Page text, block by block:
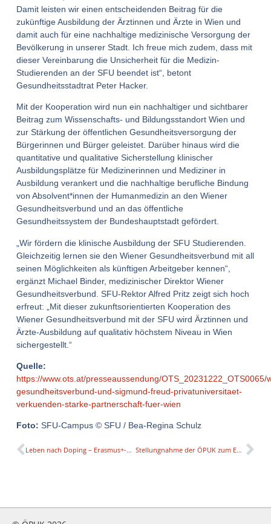
Damit leisten wir einen entscheidenden Beitrag für die
zukünftige Ausbildung der Ärztinnen und Ärzte in Wien und
damit auch für eine nachhaltige medizinische Versorgung der
Bevölkerung in unserer Stadt. Ich freue mich zudem, dass mit
dieser Vereinbarung die Unsicherheit für die Medizin-
Studierenden an der SFU beendet ist“, betont
Gesundheitsstadtrat Peter Hacker.
Mit der Kooperation wird nun ein nachhaltiger und sichtbarer
Beitrag zum Wissenschafts- und Bildungsstandort Wien und
zur Stärkung der öffentlichen Gesundheitsversorgung der
Bürgerinnen und Bürger geleistet. Darüber hinaus wird die
quantitative und qualitative Sicherstellung klinischer
Ausbildungsplätze für Medizinerinnen und Mediziner in
Ausbildung verankert und die nachhaltige berufliche Bindung
von Absolvent*innen der Humanmedizin an den Wiener
Gesundheitsverbund und an das öffentliche
Gesundheitssystem der Bundeshauptstadt gefördert.
„Wir fördern die klinische Ausbildung der SFU Studierenden.
Gleichzeitig lernen sie den Wiener Gesundheitsverbund mit all
seinen Möglichkeiten als künftigen Arbeitgeber kennen“,
ergänzt Michael Binder, medizinischer Direktor Wiener
Gesundheitsverbund. SFU-Rektor Alfred Pritz zeigt sich hoch
erfreut: „Mit dieser zukunftsorientierten Kooperation des
Wiener Gesundheitsverbund mit der SFU wird Ärztinnen und
Ärzte-Ausbildung auf qualitativ höchstem Niveau in Wien
sichergestellt.“
Quelle:
https://www.ots.at/presseaussendung/OTS_20231222_OTS0065/
gesundheitsverbund-und-sigmund-freud-privatuniversitaet-
verkuenden-starke-partnerschaft-fuer-wien
Foto: SFU-Campus © SFU / Bea-Regina Schulz
Leben nach Doping – Erasmus+-Projekt „TALE“ untersucht erstmals Auswirkungen von Doping-Verstößen auch Sicht der Athleten Stellungnahme der ÖPUK zum Entwurf eines Bundesgesetzes über das Institute of Digital Sciences Austria (alias: I:TU)